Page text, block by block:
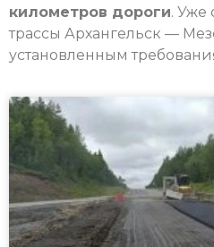
километров дороги. Уже
трассы Архангельск —
установленным